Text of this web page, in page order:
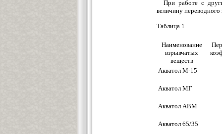
При работе с
величину переводного
Таблица 1
Наименование
взрывчатых
веществ
Акватол М-15
Акватол МГ
Акватол АВМ
Акватол 65/35